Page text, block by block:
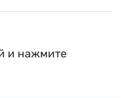
и нажмите